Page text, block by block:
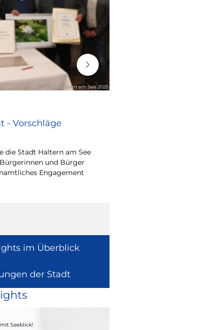
© Stadt Haltern am See 2025
- Vorschläge
die Stadt Haltern am See
und Bürger
Engagement
im Überblick
der Stadt
Seeblick!